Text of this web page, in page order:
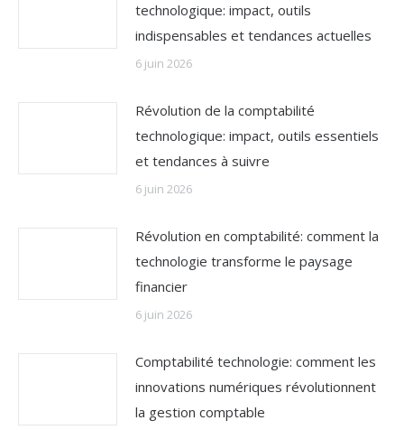
technologique: impact, outils
indispensables et tendances actuelles
6 juin 2026
Révolution de la comptabilité
technologique: impact, outils essentiels
et tendances à suivre
6 juin 2026
Révolution en comptabilité: comment la
technologie transforme le paysage
financier
6 juin 2026
Comptabilité technologie: comment les
innovations numériques révolutionnent
la gestion comptable